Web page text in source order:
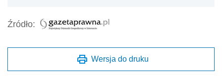
Źródło:
Wersja do druku